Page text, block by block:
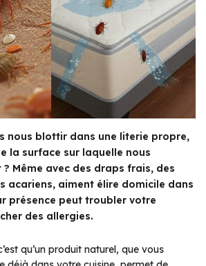
nous blottir dans une literie propre,
la surface sur laquelle nous
Même avec des draps frais, des
acariens, aiment élire domicile dans
présence peut troubler votre
des allergies.
qu’un produit naturel, que vous